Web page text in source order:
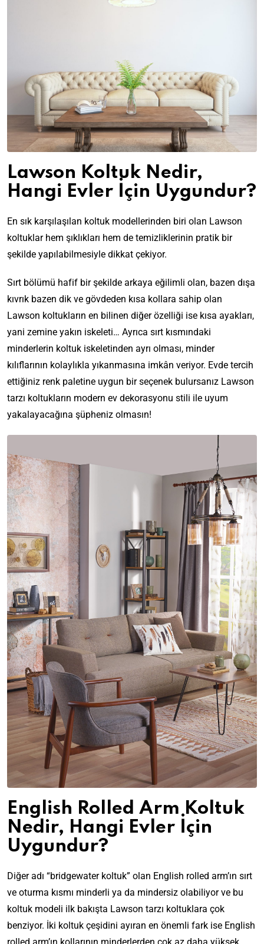
Lawson Koltuk Nedir,
Hangi Evler İçin Uygundur?
En sık karşılaşılan koltuk modellerinden biri olan Lawson
koltuklar hem şıklıkları hem de temizliklerinin pratik bir
şekilde yapılabilmesiyle dikkat çekiyor.
Sırt bölümü hafif bir şekilde arkaya eğilimli olan, bazen dışa
kıvrık bazen dik ve gövdeden kısa kollara sahip olan
Lawson koltukların en bilinen diğer özelliği ise kısa ayakları,
yani zemine yakın iskeleti… Ayrıca sırt kısmındaki
minderlerin koltuk iskeletinden ayrı olması, minder
kılıflarının kolaylıkla yıkanmasına imkân veriyor. Evde tercih
ettiğiniz renk paletine uygun bir seçenek bulursanız Lawson
tarzı koltukların modern ev dekorasyonu stili ile uyum
yakalayacağına şüpheniz olmasın!
English Rolled Arm Koltuk
Nedir, Hangi Evler İçin
Uygundur?
Diğer adı “bridgewater koltuk” olan English rolled arm’ın sırt
ve oturma kısmı minderli ya da mindersiz olabiliyor ve bu
koltuk modeli ilk bakışta Lawson tarzı koltuklara çok
benziyor. İki koltuk çeşidini ayıran en önemli fark ise English